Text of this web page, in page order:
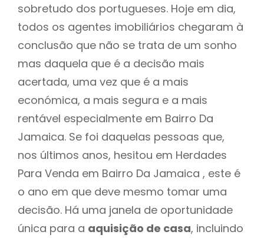
sobretudo dos portugueses. Hoje em dia,
todos os agentes imobiliários chegaram à
conclusão que não se trata de um sonho
mas daquela que é a decisão mais
acertada, uma vez que é a mais
económica, a mais segura e a mais
rentável especialmente em Bairro Da
Jamaica. Se foi daquelas pessoas que,
nos últimos anos, hesitou em Herdades
Para Venda em Bairro Da Jamaica , este é
o ano em que deve mesmo tomar uma
decisão. Há uma janela de oportunidade
única para a aquisição de casa, incluindo